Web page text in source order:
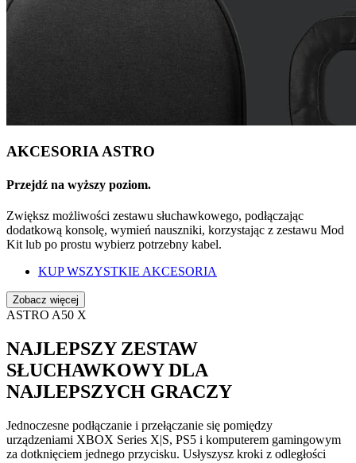
AKCESORIA ASTRO
Przejdź na wyższy poziom.
Zwiększ możliwości zestawu słuchawkowego, podłączając
dodatkową konsolę, wymień nauszniki, korzystając z zestawu Mod
Kit lub po prostu wybierz potrzebny kabel.
KUP WSZYSTKIE AKCESORIA
Zobacz więcej
ASTRO A50 X
NAJLEPSZY ZESTAW
SŁUCHAWKOWY DLA
NAJLEPSZYCH GRACZY
Jednoczesne podłączanie i przełączanie się pomiędzy
urządzeniami XBOX Series X|S, PS5 i komputerem gamingowym
za dotknięciem jednego przycisku. Usłyszysz kroki z odległości